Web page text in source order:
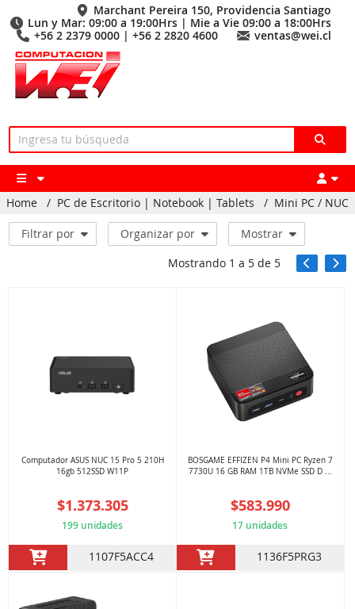
Marchant Pereira 150, Providencia Santiago
Lun y Mar: 09:00 a 19:00Hrs | Mie a Vie 09:00 a 18:00Hrs
+56 2 2379 0000 | +56 2 2820 4600
ventas@wei.cl
Home / PC de Escritorio | Notebook | Tablets / Mini PC / NUC
Filtrar por Organizar por
Mostrar
Mostrando 1 a 5de 5
Computador ASUS NUC 15 Pro 5 210H
16gb 512SSD W11P
$1.373.305
199 unidades
1107F5ACC4
BOSGAME EFFIZEN P4 Mini PC Ryzen 7
7730U 16 GB RAM 1TB NVMe SSD D ...
$583.990
17 unidades
1136F5PRG3